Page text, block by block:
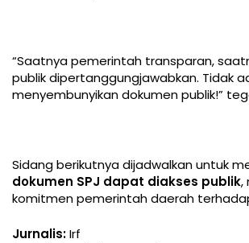
“Saatnya pemerintah transparan,
publik dipertanggungjawabkan. Tidak
menyembunyikan dokumen publik!”
Sidang berikutnya dijadwalkan untuk
dokumen SPJ dapat diakses publik,
komitmen pemerintah daerah
Jurnalis:Irf